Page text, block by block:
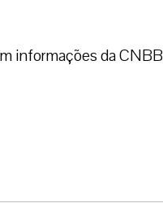
informações da CNBB